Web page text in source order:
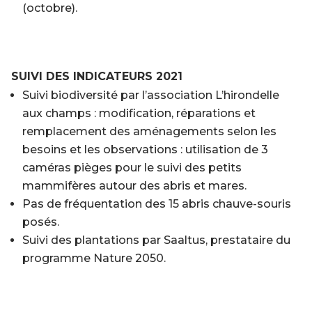
(octobre).
SUIVI DES INDICATEURS 2021
Suivi biodiversité par l’association L’hirondelle
aux champs : modification, réparations et
remplacement des aménagements selon les
besoins et les observations : utilisation de 3
caméras pièges pour le suivi des petits
mammifères autour des abris et mares.
Pas de fréquentation des 15 abris chauve-souris
posés.
Suivi des plantations par Saaltus, prestataire du
programme Nature 2050.